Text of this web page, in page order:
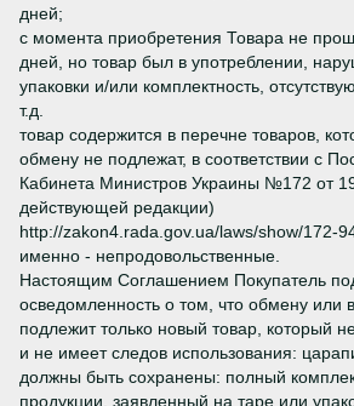
дней;
с момента приобретения Товара не
дней, но товар был в употреблении,
упаковки и/или комплектность,
т.д.
товар содержится в перечне товаров,
обмену не подлежат, в соответствии с
Кабинета Министров Украины №172 от
действующей редакции)
http://zakon4.rada.gov.ua/laws/show/172-
именно - непродовольственные.
Настоящим Соглашением Покупатель
осведомленность о том, что обмену или
подлежит только новый товар, который
и не имеет следов использования:
должны быть сохранены: полный
продукции, заявленный на таре или